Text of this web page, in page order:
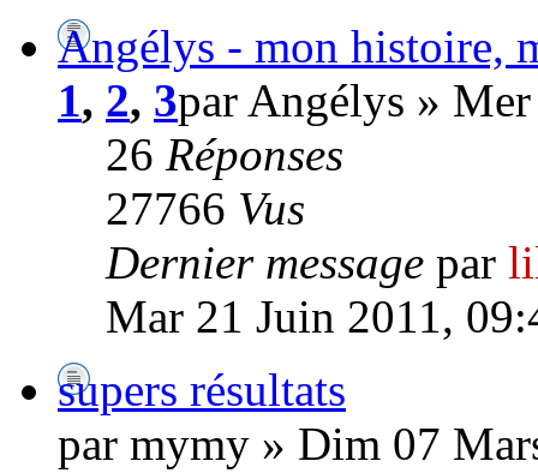
Angélys - mon histoire,
1, 2, 3par Angélys »
26 Réponses
27766 Vus
Dernier message par
Mar 21 Juin 2011,
supers résultats
par mymy » Dim 07